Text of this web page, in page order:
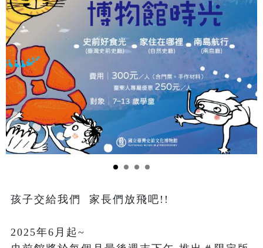
孩子交給我們  家長們放飛吧!!
2025年6月起~